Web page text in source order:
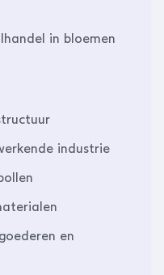
in bloemen
industrie
en